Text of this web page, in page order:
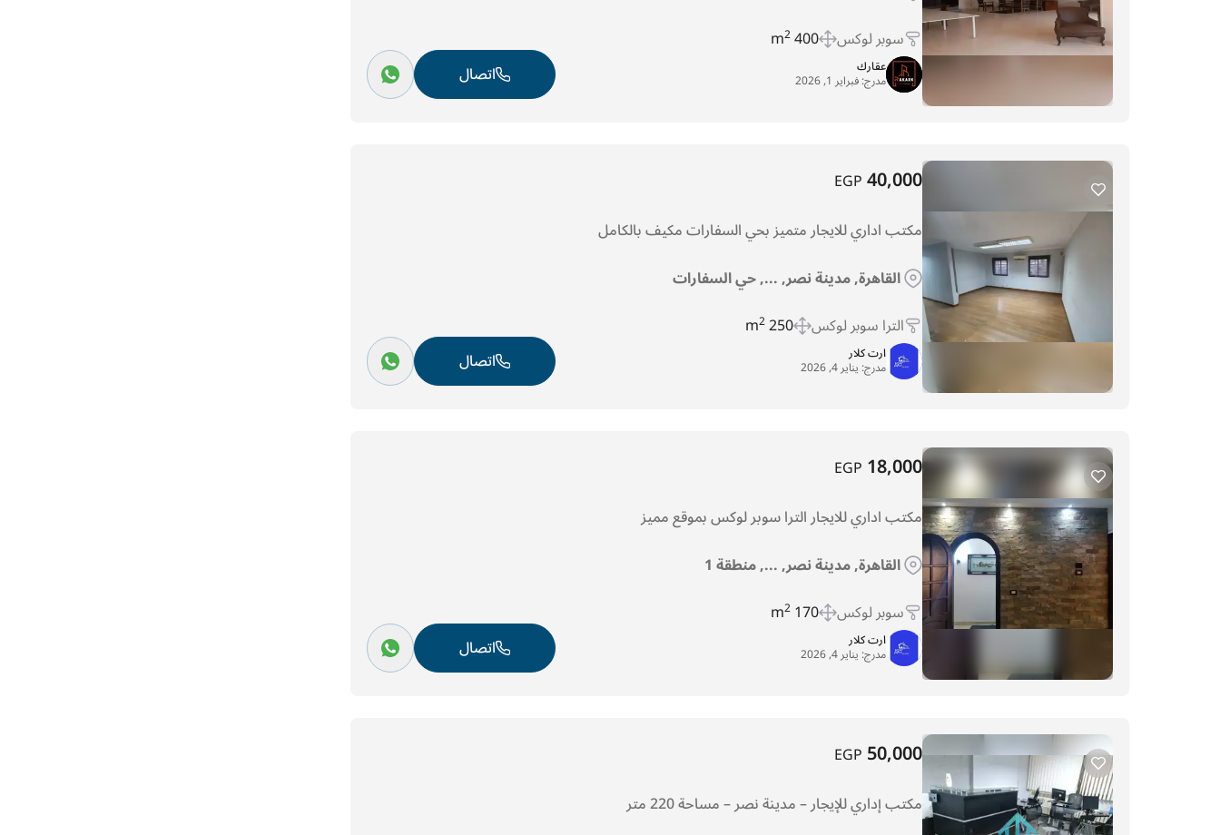
سوبر لوكس 400 m
2
عقارك
مدرج:فبراير 1, 2026 اتصال
40,000
EGP
مكتب اداري للايجار متميز بحي السفارات مكيف بالكامل
القاهرة, مدينة نصر, ..., حي السفارات
الترا سوبر لوكس 250 m
2
ارت كلار
مدرج: يناير 4, 2026 اتصال
18,000
EGP
مكتب اداري للايجار الترا سوبر لوكس بموقع مميز
القاهرة, مدينة نصر, ..., منطقة 1
سوبر لوكس 170 m
2
ارت كلار
مدرج: يناير 4, 2026 اتصال
50,000
EGP
مكتب إداري للإيجار – مدينة نصر – مساحة 220 متر